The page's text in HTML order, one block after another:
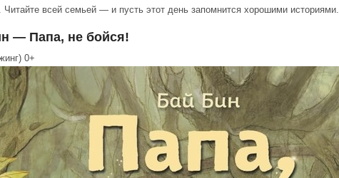
всей семьей — и пусть этот день запомнится хорошими историями.
— Папа, не бойся!
0+